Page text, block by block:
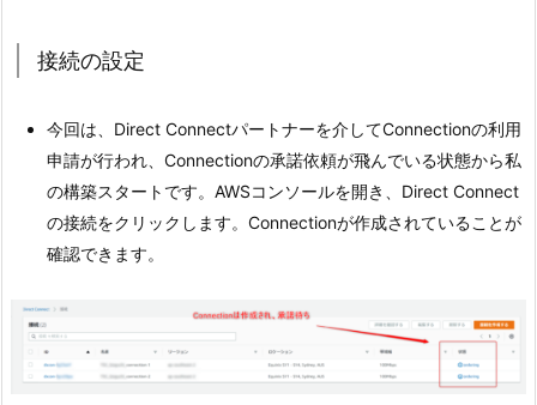
接続の設定
今回は、Direct Connectパートナーを介してConnectionの利用
申請が行われ、Connectionの承諾依頼が飛んでいる状態から私
の構築スタートです。AWSコンソールを開き、Direct Connect
の接続をクリックします。Connectionが作成されていることが
確認できます。